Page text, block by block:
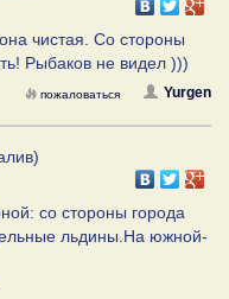
чистая. Со стороны
Рыбаков не видел )))
Yurgen
пожаловаться
со стороны города
льдины.На южной-